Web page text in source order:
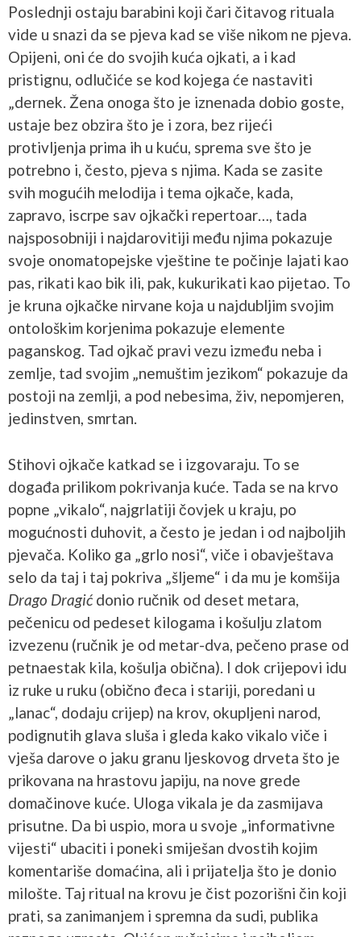
Poslednji ostaju barabini koji čari čitavog rituala
vide u snazi da se pjeva kad se više nikom ne pjeva.
Opijeni, oni će do svojih kuća ojkati, a i kad
pristignu, odlučiće se kod kojega će nastaviti
„dernek. Žena onoga što je iznenada dobio goste,
ustaje bez obzira što je i zora, bez rijeći
protivljenja prima ih u kuću, sprema sve što je
potrebno i, često, pjeva s njima. Kada se zasite
svih mogućih melodija i tema ojkače, kada,
zapravo, iscrpe sav ojkački repertoar…, tada
najsposobniji i najdarovitiji među njima pokazuje
svoje onomatopejske vještine te počinje lajati kao
pas, rikati kao bik ili, pak, kukurikati kao pijetao. To
je kruna ojkačke nirvane koja u najdubljim svojim
ontološkim korjenima pokazuje elemente
paganskog. Tad ojkač pravi vezu između neba i
zemlje, tad svojim „nemuštim jezikom“ pokazuje da
postoji na zemlji, a pod nebesima, živ, nepomjeren,
jedinstven, smrtan.
Stihovi ojkače katkad se i izgovaraju. To se
događa prilikom pokrivanja kuće. Tada se na krvo
popne „vikalo“, najgrlatiji čovjek u kraju, po
mogućnosti duhovit, a često je jedan i od najboljih
pjevača. Koliko ga „grlo nosi“, viče i obavještava
selo da taj i taj pokriva „šljeme“ i da mu je komšija
Drago Dragić donio ručnik od deset metara,
pečenicu od pedeset kilogama i košulju zlatom
izvezenu (ručnik je od metar-dva, pečeno prase od
petnaestak kila, košulja obična). I dok crijepovi idu
iz ruke u ruku (obično đeca i stariji, poredani u
„lanac“, dodaju crijep) na krov, okupljeni narod,
podignutih glava sluša i gleda kako vikalo viče i
vješa darove o jaku granu ljeskovog drveta što je
prikovana na hrastovu japiju, na nove grede
domačinove kuće. Uloga vikala je da zasmijava
prisutne. Da bi uspio, mora u svoje „informativne
vijesti“ ubaciti i poneki smiješan dvostih kojim
komentariše domaćina, ali i prijatelja što je donio
milošte. Taj ritual na krovu je čist pozorišni čin koji
prati, sa zanimanjem i spremna da sudi, publika